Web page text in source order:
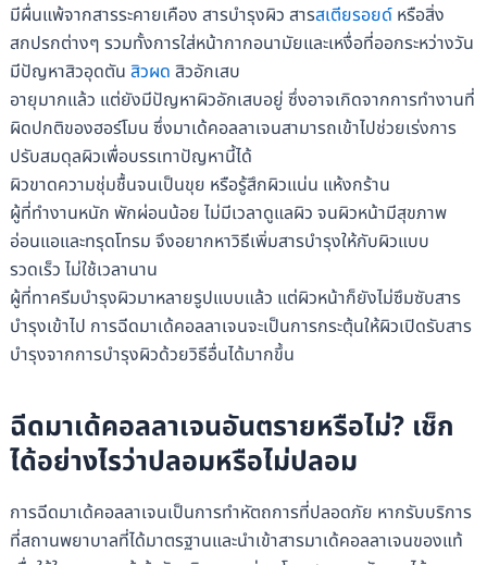
มีผื่นแพ้จากสารระคายเคือง สารบำรุงผิว สารสเตียรอยด์หรือสิ่ง
สกปรกต่างๆ รวมทั้งการใส่หน้ากากอนามัยและเหงื่อที่ออกระหว่างวัน
มีปัญหาสิวอุดตัน สิวผด สิวอักเสบ
อายุมากแล้ว แต่ยังมีปัญหาผิวอักเสบอยู่ ซึ่งอาจเกิดจากการทำงานที่
ผิดปกติของฮอร์โมน ซึ่งมาเด้คอลลาเจนสามารถเข้าไปช่วยเร่งการ
ปรับสมดุลผิวเพื่อบรรเทาปัญหานี้ได้
ผิวขาดความชุ่มชื้นจนเป็นขุย หรือรู้สึกผิวแน่น แห้งกร้าน
ผู้ที่ทำงานหนัก พักผ่อนน้อย ไม่มีเวลาดูแลผิว จนผิวหน้ามีสุขภาพ
อ่อนแอและทรุดโทรม จึงอยากหาวิธีเพิ่มสารบำรุงให้กับผิวแบบ
รวดเร็ว ไม่ใช้เวลานาน
ผู้ที่ทาครีมบำรุงผิวมาหลายรูปแบบแล้ว แต่ผิวหน้าก็ยังไม่ซึมซับสาร
บำรุงเข้าไป การฉีดมาเด้คอลลาเจนจะเป็นการกระตุ้นให้ผิวเปิดรับสาร
บำรุงจากการบำรุงผิวด้วยวิธีอื่นได้มากขึ้น
ฉีดมาเด้คอลลาเจนอันตรายหรือไม่? เช็ก
ได้อย่างไรว่าปลอมหรือไม่ปลอม
การฉีดมาเด้คอลลาเจนเป็นการทำหัตถการที่ปลอดภัย หากรับบริการ
ที่สถานพยาบาลที่ได้มาตรฐานและนำเข้าสารมาเด้คอลลาเจนของแท้